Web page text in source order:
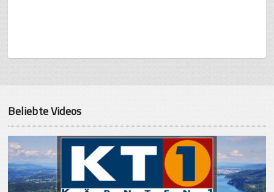
Beliebte Videos